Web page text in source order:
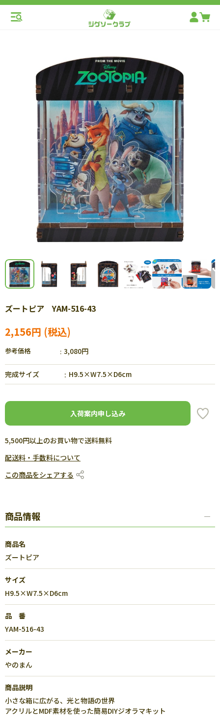
ズートピア YAM-516-43
2,156円
参考価格 3,080円
完成サイズ H9.5×W7.5×D6cm
入荷案内申し込み
5,500円以上のお買い物で送料無料
配送料・手数料について
この商品をシェアする
商品情報
商品名
ズートピア
サイズ
H9.5×W7.5×D6cm
品 番
YAM-516-43
メーカー
やのまん
商品説明
小さな箱に広がる、光と物語の世界
アクリルとMDF素材を使った簡易DIYジオラマキット